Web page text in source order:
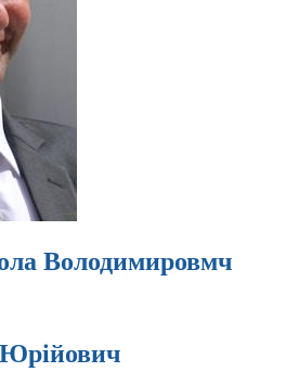
Володимировмч